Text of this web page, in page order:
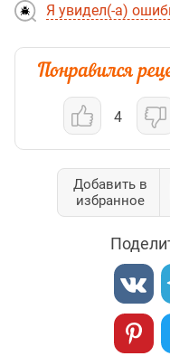
Я увидел(-а)
4
Добавить в
избранное